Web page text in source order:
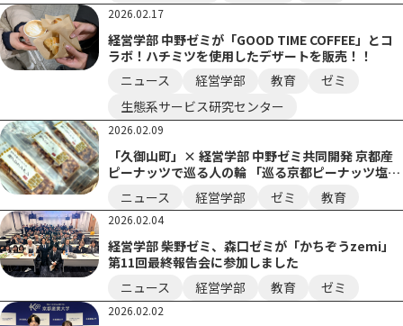
2026.02.17
経営学部 中野ゼミが「GOOD TIME COFFEE」とコ
ラボ！ハチミツを使用したデザートを販売！！
ニュース
経営学部 教育
ゼミ
生態系サービス研究センター
2026.02.09
「久御山町」× 経営学部 中野ゼミ共同開発 京都産
ピーナッツで巡る人の輪 「巡る京都ピーナッツ塩フ
ニュース 経営学部 ゼミ 教育
2026.02.04
経営学部 柴野ゼミ、森口ゼミが「かちぞうzemi」
第11回最終報告会に参加しました
ニュース
経営学部 教育 ゼミ
2026.02.02